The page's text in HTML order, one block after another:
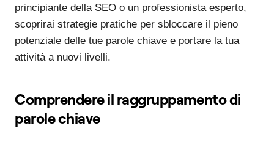
principiante della SEO o un professionista esperto,
scoprirai strategie pratiche per sbloccare il pieno
potenziale delle tue parole chiave e portare la tua
attività a nuovi livelli.
Comprendere il raggruppamento di
parole chiave